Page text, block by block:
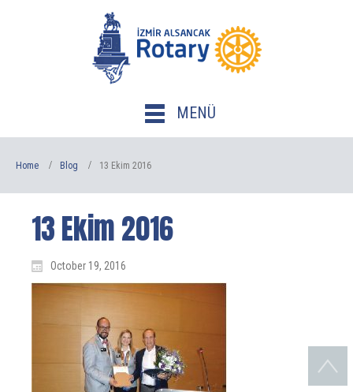
MENÜ
Home Blog 13 Ekim 2016
13 Ekim 2016
October 19, 2016